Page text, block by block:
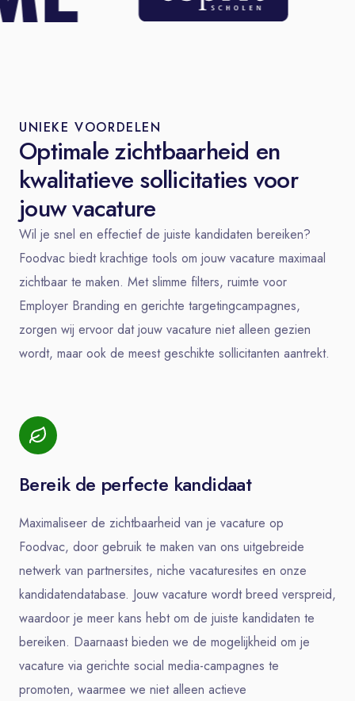
UNIEKE VOORDELEN
Optimale zichtbaarheid en
kwalitatieve sollicitaties voor
jouw vacature
Wil je snel en effectief de juiste kandidaten bereiken?
Foodvac biedt krachtige tools om jouw vacature maximaal
zichtbaar te maken. Met slimme filters, ruimte voor
Employer Branding en gerichte targetingcampagnes,
zorgen wij ervoor dat jouw vacature niet alleen gezien
wordt, maar ook de meest geschikte sollicitanten aantrekt.
Bereik de perfecte kandidaat
Maximaliseer de zichtbaarheid van je vacature op
Foodvac, door gebruik te maken van ons uitgebreide
netwerk van partnersites, niche vacaturesites en onze
kandidatendatabase. Jouw vacature wordt breed verspreid,
waardoor je meer kans hebt om de juiste kandidaten te
bereiken. Daarnaast bieden we de mogelijkheid om je
vacature via gerichte social media-campagnes te
promoten, waarmee we niet alleen actieve